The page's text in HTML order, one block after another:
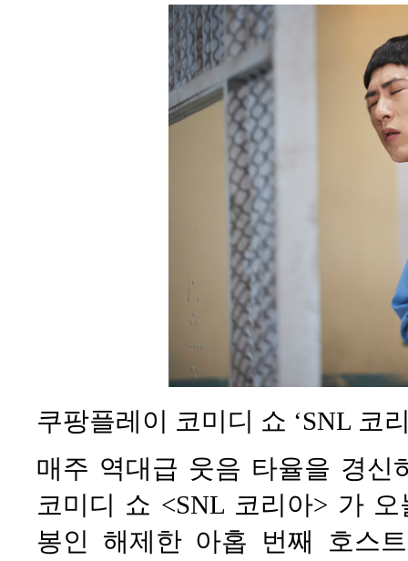
쿠팡플레이 코미디 쇼 ‘SNL 코
매주 역대급 웃음 타율을 경신
코미디 쇼 <SNL 코리아> 가
봉인 해제한 아홉 번째 호스